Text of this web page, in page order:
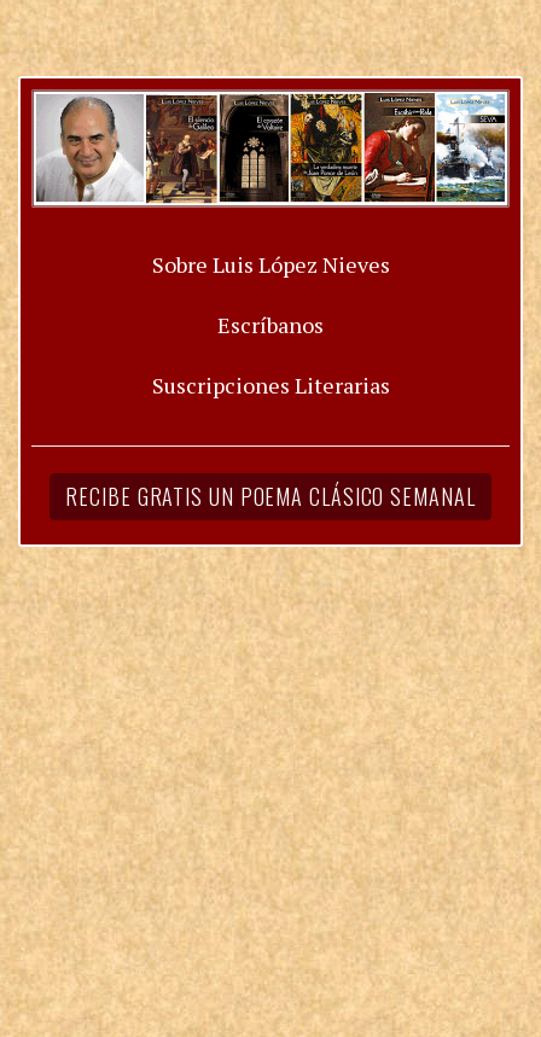
Sobre Luis López Nieves
Escríbanos
Suscripciones Literarias
RECIBE GRATIS UN POEMA CLÁSICO SEMANAL